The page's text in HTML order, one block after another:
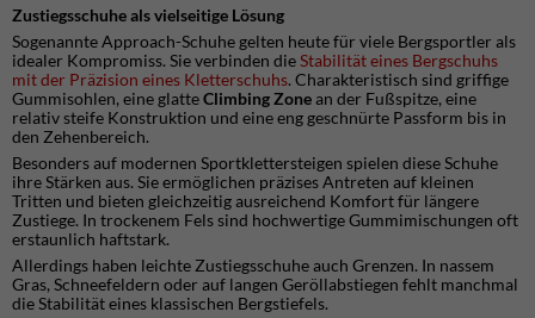
Zustiegsschuhe als vielseitige Lösung
Sogenannte Approach-Schuhe gelten heute für viele Bergsportler als
idealer Kompromiss. Sie verbinden dieStabilität eines Bergschuhs
mit der Präzision eines Kletterschuhs. Charakteristisch sind griffige
Gummisohlen, eine glatteClimbing Zonean der Fußspitze, eine
relativ steife Konstruktion und eine eng geschnürte Passform bis in
den Zehenbereich.
Besonders auf modernen Sportklettersteigen spielen diese Schuhe
ihre Stärken aus. Sie ermöglichen präzises Antreten auf kleinen
Tritten und bieten gleichzeitig ausreichend Komfort für längere
Zustiege. In trockenem Fels sind hochwertige Gummimischungen oft
erstaunlich haftstark.
Allerdings haben leichte Zustiegsschuhe auch Grenzen. In nassem
Gras, Schneefeldern oder auf langen Geröllabstiegen fehlt manchmal
die Stabilität eines klassischen Bergstiefels.